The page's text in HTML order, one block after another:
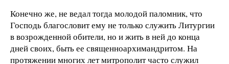
Конечно же, не ведал тогда молодой паломник, что
Господь благословит ему не только служить Литургии
в возрожденной обители, но и жить в ней до конца
дней своих, быть ее священноархимандритом. На
протяжении многих лет митрополит часто служил